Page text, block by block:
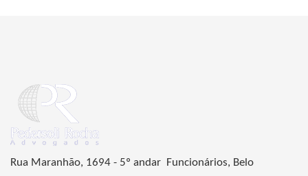
Rua Maranhão, 1694 - 5º andar Funcionários, Belo